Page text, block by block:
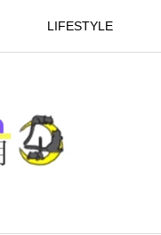
LIFESTYLE